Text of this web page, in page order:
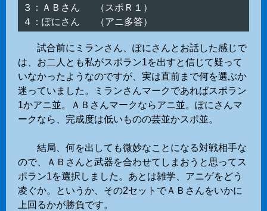
３：ＡＢさん　 （スポＲ１）
試合前にミランさん、ぽにさんとお話した感じで
は、お二人とも私がスポラン1を出すと信じて疑って
いなかったようなのですが、実は直前まで何を選ぶか
迷っていました。ミランさんマークであればスポラン
1かアニ並。ＡＢさんマークならアニ並。ぽにさんマ
ークなら、完成度は低いものの芸並かスポ並。
結局、何を出しても微妙なことになる対戦相手な
ので、ＡＢさんと武器を合わせてしまおうと思ってス
ポラン1を選択しました。あとは雑学、アニゲをどう
凌ぐか。というか、その2セットでＡＢさんをいかに
上回るかが勝負です。